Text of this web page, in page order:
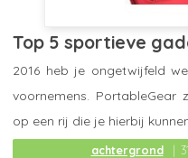
Top 5 sportieve
achtergrond
2016 heb je ongetwijfeld
voornemens.
op een rij die je hierbij